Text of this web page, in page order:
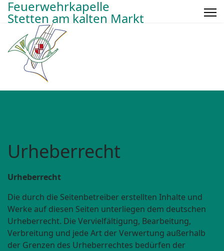
Feuerwehrkapelle
Stetten am kalten Markt
Urheberrecht
Urheberrecht
Die durch die Seitenbetreiber erstellten Inhalte und
Werke auf diesen Seiten unterliegen dem deutschen
Urheberrecht. Die Vervielfältigung, Bearbeitung,
Verbreitung und jede Art der Verwertung außerhalb
der Grenzen des Urheberrechtes bedürfen der